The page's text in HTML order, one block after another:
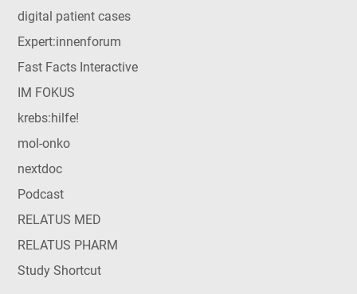
digital patient cases
Expert:innenforum
Fast Facts Interactive
IM FOKUS
krebs:hilfe!
mol-onko
nextdoc
Podcast
RELATUS MED
RELATUS PHARM
Study Shortcut